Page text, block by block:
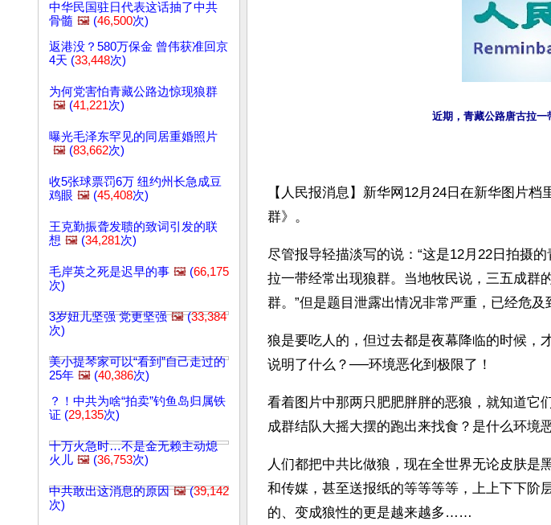
中华民国驻日代表这话抽了中共
骨髓 🖼️ (46,500次)
返港没？580万保金 曾伟获准回京
4天 (33,448次)
为何党害怕青藏公路边惊现狼群
🖼️ (41,221次)
曝光毛泽东罕见的同居重婚照片
🖼️ (83,662次)
收5张球票罚6万 纽约州长急成豆
鸡眼 🖼️ (45,408次)
王克勤振聋发聩的致词引发的联
想 🖼️ (34,281次)
毛岸英之死是迟早的事 🖼️ (66,175
次)
3岁妞儿坚强 党更坚强 🖼️(33,384
次)
美小提琴家可以“看到”自己走过的
25年 🖼️ (40,386次)
？！中共为啥“拍卖”钓鱼岛归属铁
证 (29,135次)
十万火急时…不是金无赖主动熄
火儿 🖼️ (36,753次)
中共敢出这消息的原因 🖼️(39,142
次)
近期，青藏公路唐古拉一
【人民报消息】新华网12月24日在新华图片
群》。
尽管报导轻描淡写的说：“这是12月22日拍摄
拉一带经常出现狼群。当地牧民说，三五成群
群。”但是题目泄露出情况非常严重，已经危及
狼是要吃人的，但过去都是夜幕降临的时候，
说明了什么？──环境恶化到极限了！
看着图片中那两只肥肥胖胖的恶狼，就知道它
成群结队大摇大摆的跑出来找食？是什么环境
人们都把中共比做狼，现在全世界无论皮肤是
和传媒，甚至送报纸的等等等等，上上下下阶
的、变成狼性的更是越来越多……